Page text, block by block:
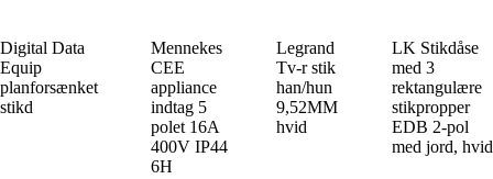
Digital Data
Equip
planforsænket
stikd
Mennekes
CEE
appliance
indtag 5
polet 16A
400V IP44
6H
Legrand
Tv-r stik
han/hun
9,52MM
hvid
LK Stikdåse
med 3
rektangulære
stikpropper
EDB 2-pol
med jord, hvid